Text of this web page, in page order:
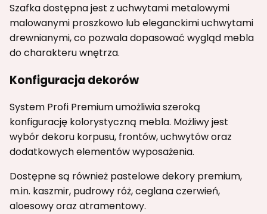
Szafka dostępna jest z uchwytami metalowymi
malowanymi proszkowo lub eleganckimi uchwytami
drewnianymi, co pozwala dopasować wygląd mebla
do charakteru wnętrza.
Konfiguracja dekorów
System Profi Premium umożliwia szeroką
konfigurację kolorystyczną mebla. Możliwy jest
wybór dekoru korpusu, frontów, uchwytów oraz
dodatkowych elementów wyposażenia.
Dostępne są również pastelowe dekory premium,
m.in. kaszmir, pudrowy róż, ceglana czerwień,
aloesowy oraz atramentowy.